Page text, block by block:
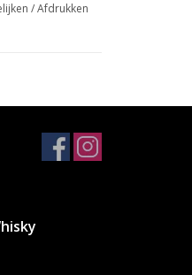
noten,
zich
/Afdrukken